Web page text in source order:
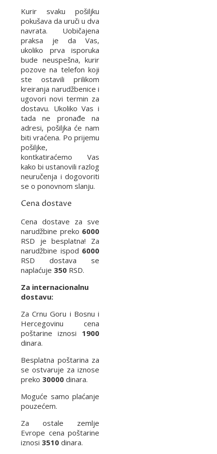
Kurir svaku pošiljku
pokušava da uruči u dva
navrata. Uobičajena
praksa je da Vas,
ukoliko prva isporuka
bude neuspešna, kurir
pozove na telefon koji
ste ostavili prilikom
kreiranja narudžbenice i
ugovori novi termin za
dostavu. Ukoliko Vas i
tada ne pronađe na
adresi, pošiljka će nam
biti vraćena. Po prijemu
pošiljke,
kontkatiraćemo Vas
kako bi ustanovili razlog
neuručenja i dogovoriti
se o ponovnom slanju.
Cena dostave
Cena dostave za sve
narudžbine preko 6000
RSD je besplatna! Za
narudžbine ispod 6000
RSD dostava se
naplaćuje 350 RSD.
Za internacionalnu
dostavu:
Za Crnu Goru i Bosnu i
Hercegovinu cena
poštarine iznosi 1900
dinara.
Besplatna poštarina za
se ostvaruje za iznose
preko 30000 dinara.
Moguće samo plaćanje
pouzećem.
Za ostale zemlje
Evrope cena poštarine
iznosi 3510 dinara.